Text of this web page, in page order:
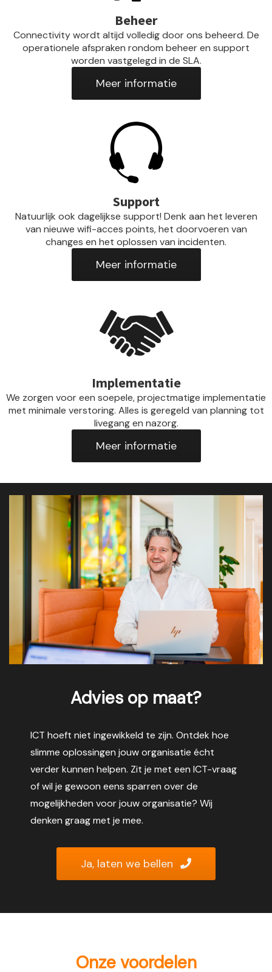
Beheer
Connectivity wordt altijd volledig door ons beheerd. De
operationele afspraken rondom beheer en support
worden vastgelegd in de SLA.
Meer informatie
Support
Natuurlijk ook dagelijkse support! Denk aan het leveren
van nieuwe wifi-acces points, het doorvoeren van
changes en het oplossen van incidenten.
Meer informatie
Implementatie
We zorgen voor een soepele, projectmatige implementatie
met minimale verstoring. Alles is geregeld van planning tot
livegang en nazorg.
Meer informatie
Advies op maat?
ICT hoeft niet ingewikkeld te zijn. Ontdek hoe
slimme oplossingen jouw organisatie écht
verder kunnen helpen. Zit je met een ICT-vraag
of wil je gewoon eens sparren over de
mogelijkheden voor jouw organisatie? Wij
denken graag met je mee.
Ja, laten we bellen
Onze voordelen